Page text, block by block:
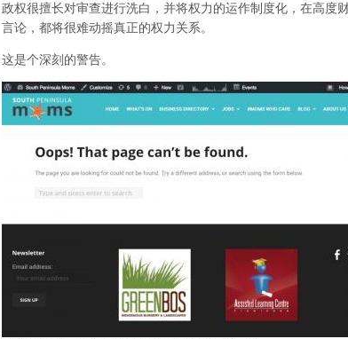
政权很擅长对审查进行洗白，并将权力的运作制度化，在高度
言论，都将很难动摇真正的权力关系。
这是个深刻的警告。